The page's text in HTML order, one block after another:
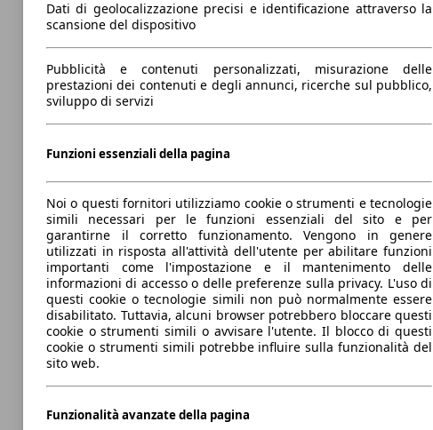
Dati di geolocalizzazione precisi e identificazione attraverso la
scansione del dispositivo
Pubblicità e contenuti personalizzati, misurazione delle
prestazioni dei contenuti e degli annunci, ricerche sul pubblico,
sviluppo di servizi
Funzioni essenziali della pagina
Noi o questi fornitori utilizziamo cookie o strumenti e tecnologie
simili necessari per le funzioni essenziali del sito e per
garantirne il corretto funzionamento. Vengono in genere
utilizzati in risposta all'attività dell'utente per abilitare funzioni
importanti come l'impostazione e il mantenimento delle
informazioni di accesso o delle preferenze sulla privacy. L'uso di
questi cookie o tecnologie simili non può normalmente essere
disabilitato. Tuttavia, alcuni browser potrebbero bloccare questi
cookie o strumenti simili o avvisare l'utente. Il blocco di questi
cookie o strumenti simili potrebbe influire sulla funzionalità del
sito web.
Funzionalità avanzate della pagina